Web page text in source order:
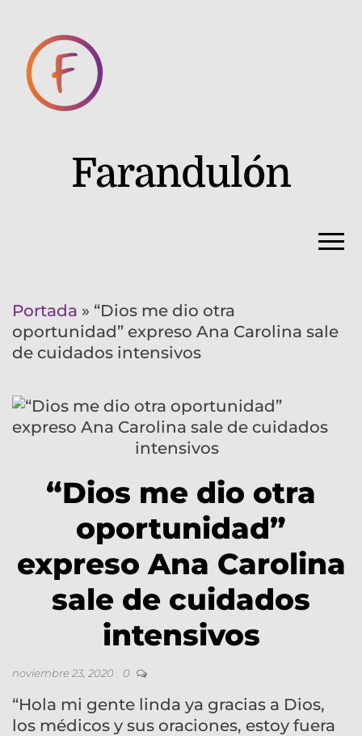
Farandulón
Portada » “Dios me dio otra
oportunidad” expreso Ana Carolina sale
de cuidados intensivos
“Dios me dio otra
oportunidad”
expreso Ana Carolina
sale de cuidados
intensivos
noviembre 23, 2020 0
“Hola mi gente linda ya gracias a Dios,
los médicos y sus oraciones, estoy fuera